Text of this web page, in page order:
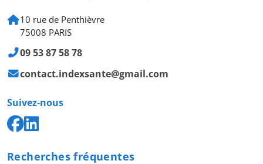
10 rue de Penthièvre
75008 PARIS
09 53 87 58 78
contact.indexsante@gmail.com
Suivez-nous
Recherches fréquentes